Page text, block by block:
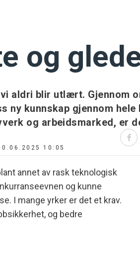
og
aldri blir utlært. Gjennom
ny kunnskap gjennom
og arbeidsmarked, er
10:05
annet av rask teknologisk
og kunne
I mange yrker er det et krav.
og bedre